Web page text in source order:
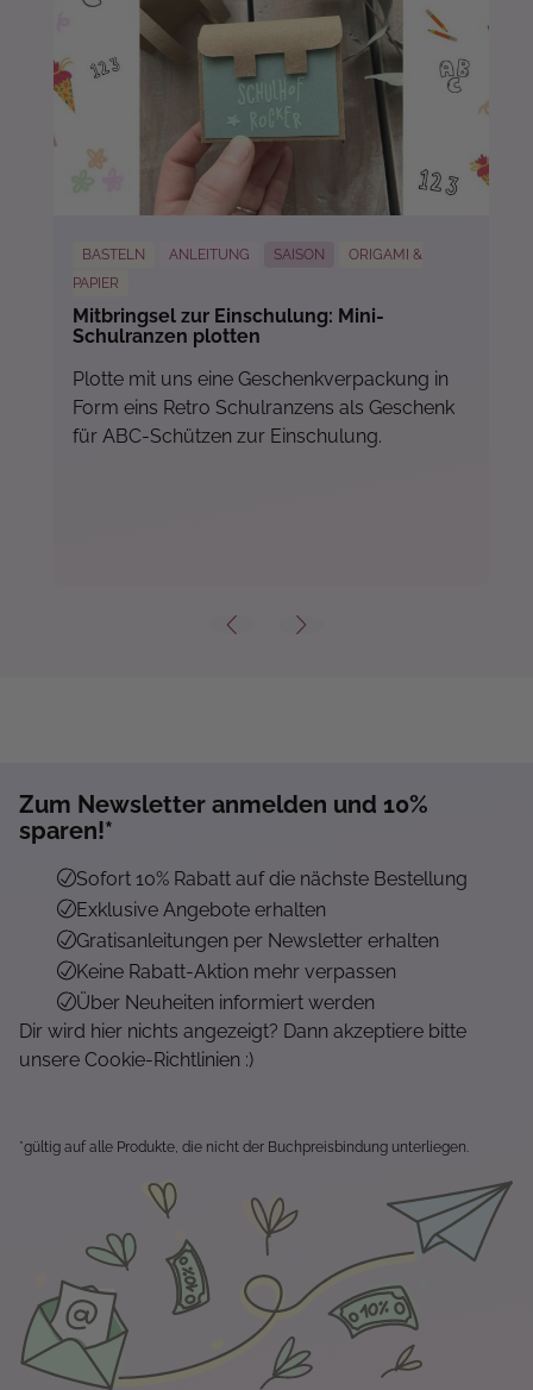
BASTELN ANLEITUNG SAISON
ORIGAMI &
PAPIER
Mitbringsel zur Einschulung: Mini-
Schulranzen plotten
Plotte mit uns eine Geschenkverpackung in
Form eins Retro Schulranzens als Geschenk
für ABC-Schützen zur Einschulung.
Zum Newsletter anmelden und 10%
sparen!*
Sofort 10% Rabatt auf die nächste Bestellung
Exklusive Angebote erhalten
Gratisanleitungen per Newsletter erhalten
Keine Rabatt-Aktion mehr verpassen
Über Neuheiten informiert werden
Dir wird hier nichts angezeigt? Dann akzeptiere bitte
unsere Cookie-Richtlinien :)
*gültig auf alle Produkte, die nicht der Buchpreisbindung unterliegen.